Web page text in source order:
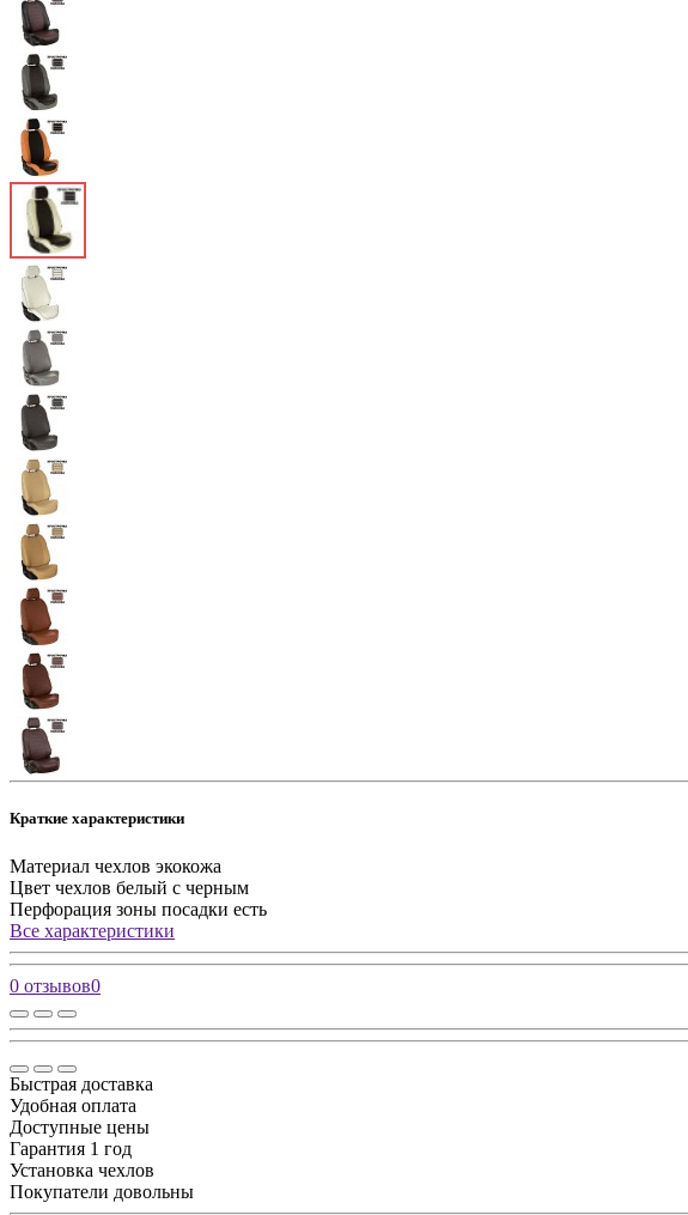
Краткие характеристики
Материал чехлов экокожа
Цвет чехлов белый с черным
Перфорация зоны посадки есть
Все характеристики
0 отзывов0
Быстрая доставка
Удобная оплата
Доступные цены
Гарантия 1 год
Установка чехлов
Покупатели довольны